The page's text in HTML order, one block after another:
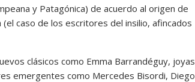
y Patagónica) de acuerdo al origen de
caso de los escritores del insilio, afincados
clásicos como Emma Barrandéguy, joyas
emergentes como Mercedes Bisordi, Diego